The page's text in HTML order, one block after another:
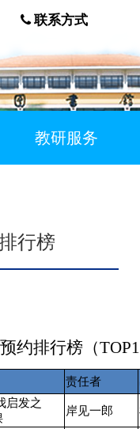
联系方式
教研服务
行榜
约排行榜（
责任者
启发之
岸见一郎